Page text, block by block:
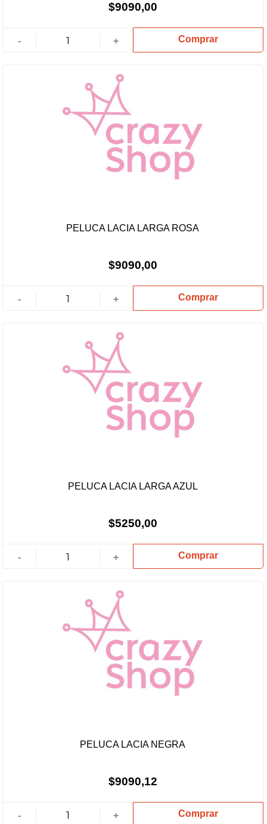
$9090,00
- + Comprar
PELUCA LACIA LARGA ROSA
$9090,00
- + Comprar
PELUCA LACIA LARGA AZUL
$5250,00
- + Comprar
PELUCA LACIA NEGRA
$9090,12
- + Comprar